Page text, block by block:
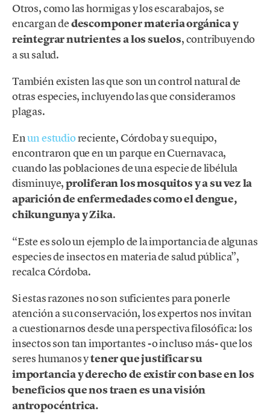
Otros, como las hormigas y los escarabajos, se
encargan dedescomponer materia orgánica y
reintegrar nutrientes a los suelos, contribuyendo
a su salud.
También existen las que son un control natural de
otras especies, incluyendo las que consideramos
plagas.
Enun estudioreciente, Córdoba y su equipo,
encontraron que en un parque en Cuernavaca,
cuando las poblaciones de una especie de libélula
disminuye,proliferan los mosquitos y a su vez la
aparición de enfermedades como el dengue,
chikungunya y Zika.
“Este es solo un ejemplo de la importancia de algunas
especies de insectos en materia de salud pública”,
recalca Córdoba.
Si estas razones no son suficientes para ponerle
atención a su conservación, los expertos nos invitan
a cuestionarnos desde una perspectiva filosófica: los
insectos son tan importantes -o incluso más- que los
seres humanos ytener que justificar su
importancia y derecho de existir con base en los
beneficios que nos traen es una visión
antropocéntrica.